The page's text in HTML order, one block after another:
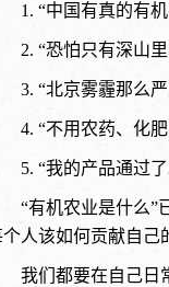
1. “中国有真的有
2. “恐怕只有深山
3. “北京雾霾那么
4. “不用农药、化
5. “我的产品通过
“有机农业是什么”
个人该如何贡献自己
我们都要在自己日